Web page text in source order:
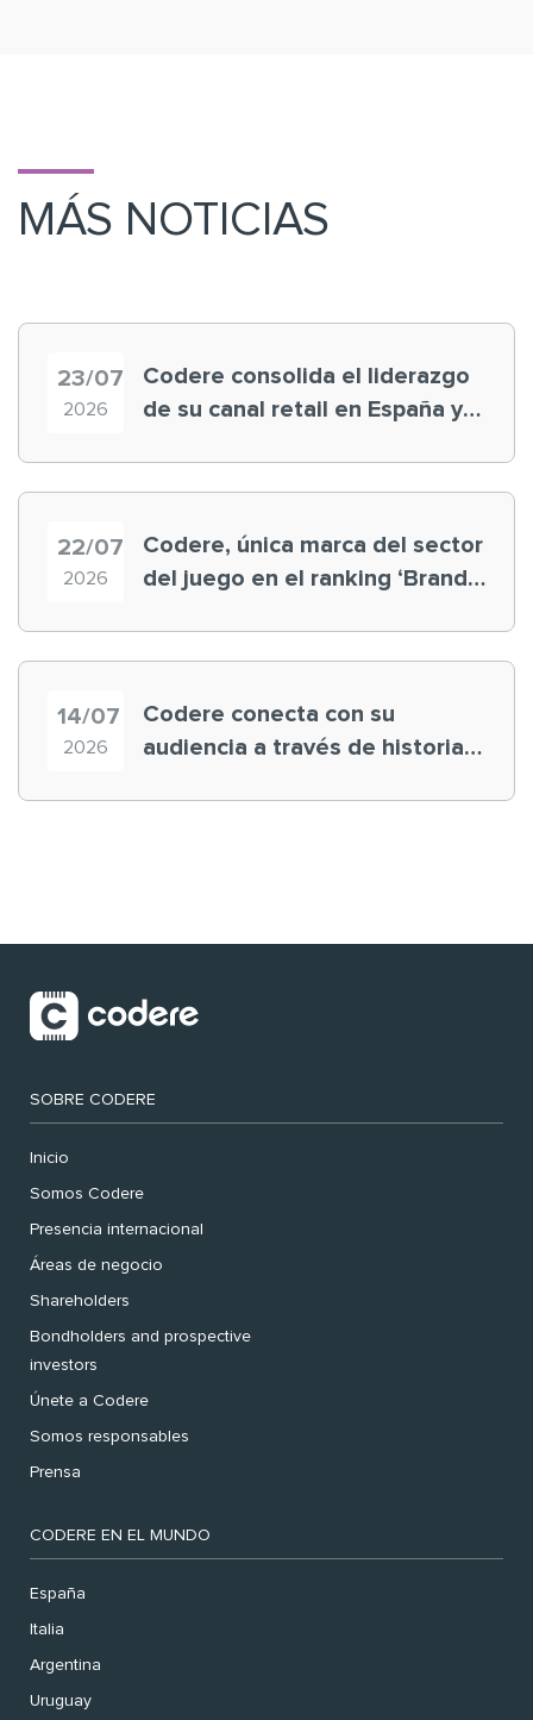
MÁS NOTICIAS
23/07
2026
Codere consolida el liderazgo
de su canal retail en España y
22/07
2026
Codere, única marca del sector
del juego en el ranking ‘Brand
14/07
2026
Codere conecta con su
audiencia a través de historias
SOBRE CODERE
Inicio
Somos Codere
Presencia internacional
Áreas de negocio
Shareholders
Bondholders and prospective
investors
Únete a Codere
Somos responsables
Prensa
CODERE EN EL MUNDO
España
Italia
Argentina
Uruguay